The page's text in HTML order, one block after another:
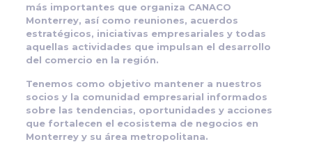
más importantes que organiza CANACO
Monterrey, así como reuniones, acuerdos
estratégicos, iniciativas empresariales y todas
aquellas actividades que impulsan el desarrollo
del comercio en la región.
Tenemos como objetivo mantener a nuestros
socios y la comunidad empresarial informados
sobre las tendencias, oportunidades y acciones
que fortalecen el ecosistema de negocios en
Monterrey y su área metropolitana.